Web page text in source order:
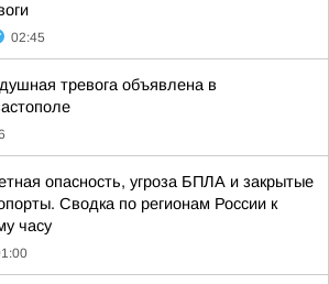
02:45
тревога объявлена в
опасность, угроза БПЛА и закрытые
Сводка по регионам России к
часу